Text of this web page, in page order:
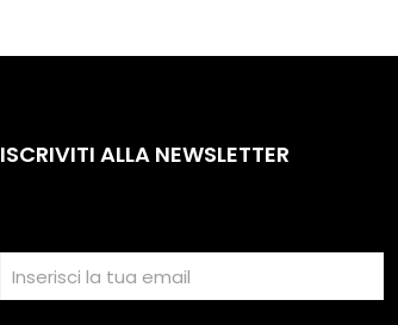
ISCRIVITI ALLA NEWSLETTER